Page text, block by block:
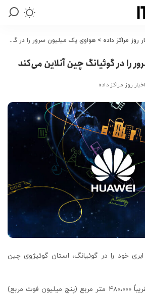
روز مراکز داده > هواوی یک میلیون سرور را در گوئیانگ چین آنلاین می‌کند
را در گوئیانگ چین آنلاین می‌کند
اخبار روز مراکز داده
خود را در گوئیانگ، استان گوئیژوی چین
مساحت ساخت فاز یک تقریباً 480،000 متر مربع (پنج میلیون فوت مربع)